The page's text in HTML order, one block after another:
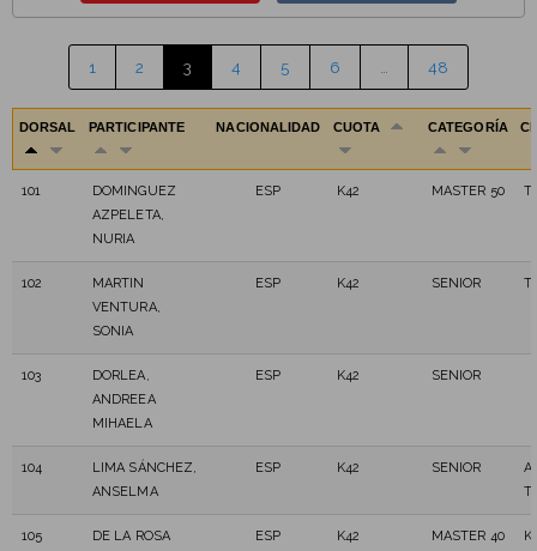
1 2 3 4 5 6 48
DORSAL PARTICIPANTE NACIONALIDAD CUOTA CATEGORÍA
101
DOMINGUEZ
AZPELETA,
NURIA
ESP K42 MASTER 50
102
MARTIN
VENTURA,
SONIA
ESP K42 SENIOR
103
DORLEA,
ANDREEA
MIHAELA
ESP K42 SENIOR
104
LIMA SÁNCHEZ,
ANSELMA
ESP K42 SENIOR
105
DE LA ROSA
ESP K42 MASTER 40